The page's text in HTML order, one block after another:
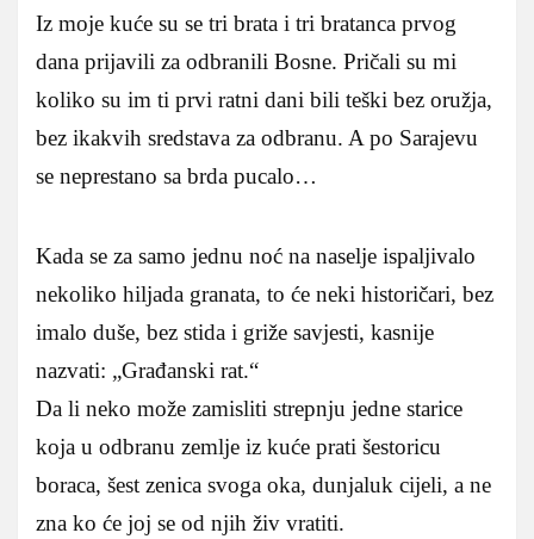
Iz moje kuće su se tri brata i tri bratanca prvog
dana prijavili za odbranili Bosne. Pričali su mi
koliko su im ti prvi ratni dani bili teški bez oružja,
bez ikakvih sredstava za odbranu. A po Sarajevu
se neprestano sa brda pucalo…
Kada se za samo jednu noć na naselje ispaljivalo
nekoliko hiljada granata, to će neki historičari, bez
imalo duše, bez stida i griže savjesti, kasnije
nazvati: „Građanski rat.“
Da li neko može zamisliti strepnju jedne starice
koja u odbranu zemlje iz kuće prati šestoricu
boraca, šest zenica svoga oka, dunjaluk cijeli, a ne
zna ko će joj se od njih živ vratiti.